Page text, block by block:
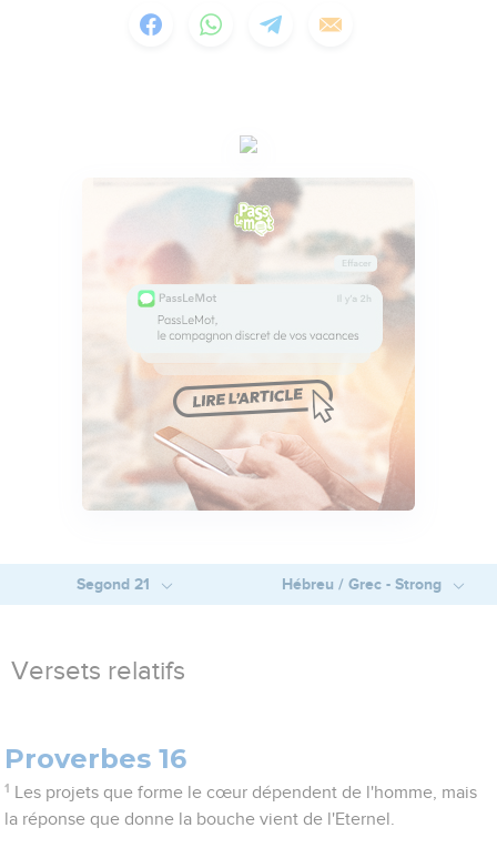
Segond 21 Hébreu / Grec - Strong
Versets relatifs
Proverbes 16
1
Les projets que forme le cœur dépendent de l'homme, mais
la réponse que donne la bouche vient de l'Eternel.